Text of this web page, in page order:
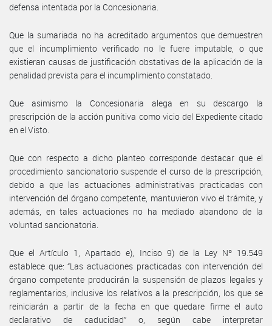
defensa intentada por la Concesionaria.
Que la sumariada no ha acreditado argumentos que demuestren
que el incumplimiento verificado no le fuere imputable, o que
existieran causas de justificación obstativas de la aplicación de la
penalidad prevista para el incumplimiento constatado.
Que asimismo la Concesionaria alega en su descargo la
prescripción de la acción punitiva como vicio del Expediente citado
en el Visto.
Que con respecto a dicho planteo corresponde destacar que el
procedimiento sancionatorio suspende el curso de la prescripción,
debido a que las actuaciones administrativas practicadas con
intervención del órgano competente, mantuvieron vivo el trámite, y
además, en tales actuaciones no ha mediado abandono de la
voluntad sancionatoria.
Que el Artículo 1, Apartado e), Inciso 9) de la Ley Nº 19.549
establece que: “Las actuaciones practicadas con intervención del
órgano competente producirán la suspensión de plazos legales y
reglamentarios, inclusive los relativos a la prescripción, los que se
reiniciarán a partir de la fecha en que quedare firme el auto
declarativo de caducidad” o, según cabe interpretar